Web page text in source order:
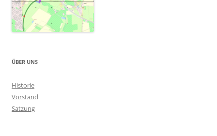
ÜBER UNS
Historie
Vorstand
Satzung